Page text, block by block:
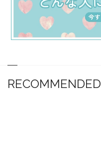
RECOMMENDED